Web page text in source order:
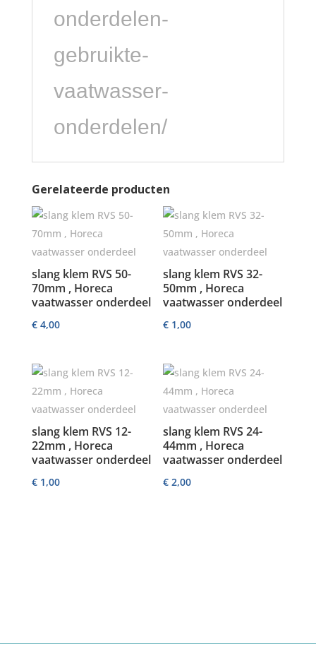
onderdelen-
gebruikte-
vaatwasser-
onderdelen/
Gerelateerde producten
slang klem RVS 50-
70mm , Horeca
vaatwasser onderdeel
€4,00
slang klem RVS 32-
50mm , Horeca
vaatwasser onderdeel
€ 1,00
slang klem RVS 12-
22mm , Horeca
vaatwasser onderdeel
€1,00
slang klem RVS 24-
44mm , Horeca
vaatwasser onderdeel
€ 2,00